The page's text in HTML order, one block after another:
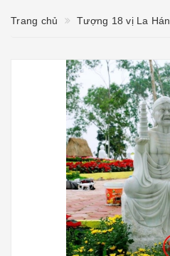
Trang chủ Tượng 18 vị La Hán